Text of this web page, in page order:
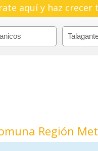
aquí y haz crecer
Región